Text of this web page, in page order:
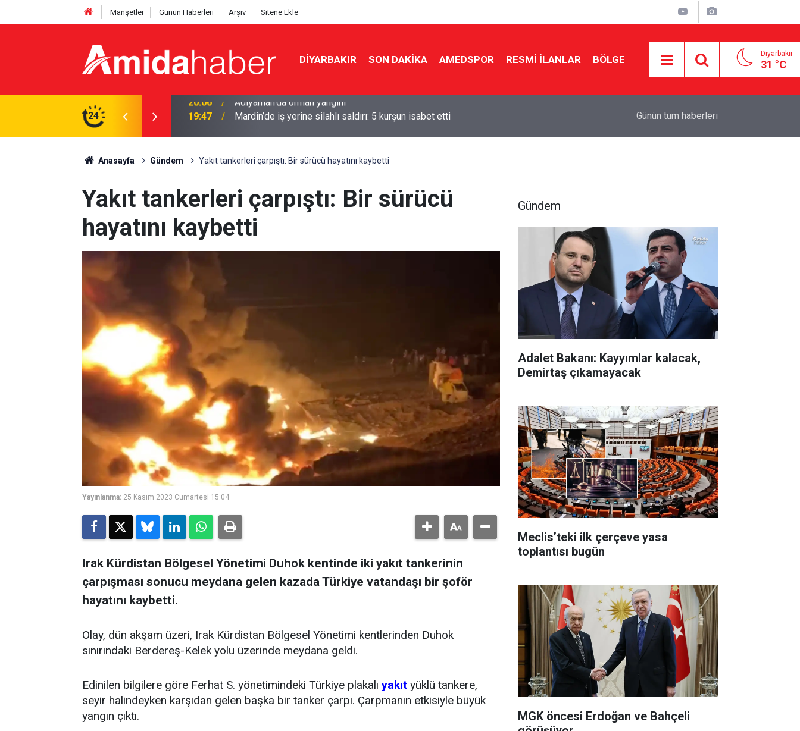
Manşetler Günün Haberleri Arşiv Sitene Ekle
DIYARBAKIR SON DAKIKA AMEDSPOR RESMI İLANLAR BÖLGE Diyarbakır
31 °C
24 19:47 Mardin’de iş yerine silahlı saldırı: 5 kurşun isabet etti Erdoğan’dan Mekke Anlaşması açıklaması
Günün tüm haberleri
Anasayfa Gündem Yakıt tankerleri çarpıştı: Bir sürücü hayatını kaybetti
Yakıt tankerleri çarpıştı: Bir sürücü
hayatını kaybetti
Yayınlanma: 25 Kasım 2023 Cumartesi 15:04
Irak Kürdistan Bölgesel Yönetimi Duhok kentinde iki yakıt tankerinin
çarpışması sonucu meydana gelen kazada Türkiye vatandaşı bir şoför
hayatını kaybetti.
Olay, dün akşam üzeri, Irak Kürdistan Bölgesel Yönetimi kentlerinden Duhok
sınırındaki Berdereş-Kelek yolu üzerinde meydana geldi.
Edinilen bilgilere göre Ferhat S. yönetimindeki Türkiye plakalı yakıt yüklü tankere,
seyir halindeyken karşıdan gelen başka bir tanker çarpı. Çarpmanın etkisiyle büyük
yangın çıktı.
Gündem
Adalet Bakanı: Kayyımlar kalacak,
Demirtaş çıkamayacak
Meclis’teki ilk çerçeve yasa
toplantısı bugün
MGK öncesi Erdoğan ve Bahçeli